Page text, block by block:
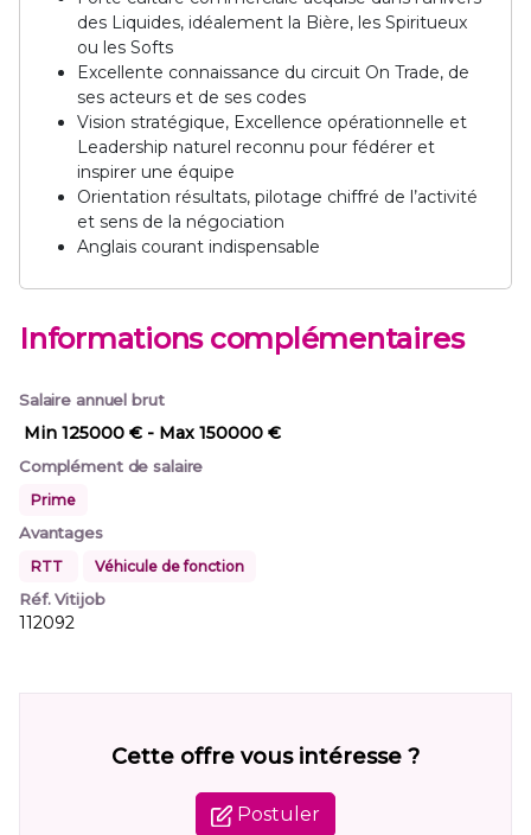
des Liquides, idéalement la Bière, les Spiritueux
ou les Softs
Excellente connaissance du circuit On Trade, de
ses acteurs et de ses codes
Vision stratégique, Excellence opérationnelle et
Leadership naturel reconnu pour fédérer et
inspirer une équipe
Orientation résultats, pilotage chiffré de l’activité
et sens de la négociation
Anglais courant indispensable
Informations complémentaires
Salaire annuel brut
Min 125000 € - Max 150000 €
Complément de salaire
Prime
Avantages
RTT Véhicule de fonction
Réf. Vitijob
112092
Cette offre vous intéresse ?
Postuler